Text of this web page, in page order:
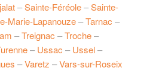
–Sainte-Féréole–Sainte-
Marie-Lapanouze–Tarnac –
–Treignac –Troche–
–Ussac –Ussel–
–Varetz –Vars-sur-Roseix